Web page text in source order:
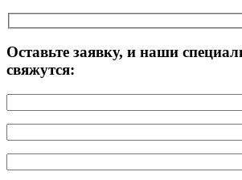
Оставьте заявку, и наши
свяжутся: